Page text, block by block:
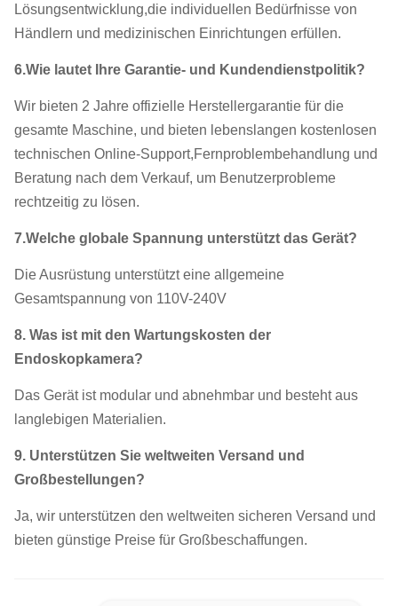
Lösungsentwicklung,die individuellen Bedürfnisse von
Händlern und medizinischen Einrichtungen erfüllen.
6.Wie lautet Ihre Garantie- und Kundendienstpolitik?
Wir bieten 2 Jahre offizielle Herstellergarantie für die
gesamte Maschine, und bieten lebenslangen kostenlosen
technischen Online-Support,Fernproblembehandlung und
Beratung nach dem Verkauf, um Benutzerprobleme
rechtzeitig zu lösen.
7.Welche globale Spannung unterstützt das Gerät?
Die Ausrüstung unterstützt eine allgemeine
Gesamtspannung von 110V-240V
8. Was ist mit den Wartungskosten der
Endoskopkamera?
Das Gerät ist modular und abnehmbar und besteht aus
langlebigen Materialien.
9. Unterstützen Sie weltweiten Versand und
Großbestellungen?
Ja, wir unterstützen den weltweiten sicheren Versand und
bieten günstige Preise für Großbeschaffungen.